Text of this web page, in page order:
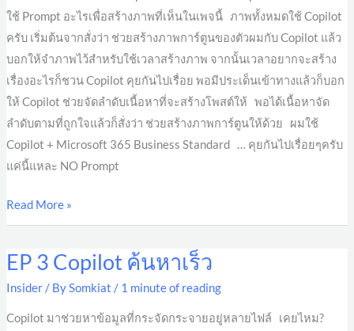
ใช้ Prompt อะไรเพื่อสร้างภาพที่เห็นในเพจนี้ ภาพทั้งหมดใช้ Copilot
ครับ เริ่มต้นจากสั่งว่า ช่วยสร้างภาพการ์ตูนของตัวผมกับ Copilot แล้ว
บอกให้จำภาพไว้สำหรับใช้เวลาสร้างภาพ จากนั้นเวลาอยากจะสร้าง
เรื่องอะไรก็ชวน Copilot คุยกันไปเรื่อย พอมีประเด็นเข้าทางแล้วก็บอก
ให้ Copilot ช่วยจัดลำดับเนื้อหาที่จะสร้างโพสต์ให้ พอได้เนื้อหาจัด
ลำดับตามที่ถูกใจแล้วก็สั่งว่า ช่วยสร้างภาพการ์ตูนให้ด้วย ผมใช้
Copilot + Microsoft 365 Business Standard … คุยกันไปเรื่อยๆครับ
แค่นี้แหละ NO Prompt
Read More »
EP 3 Copilot ค้นหาเร็ว
Insider/ BySomkiat / 1 minute of reading
Copilot มาช่วยหาข้อมูลที่กระจัดกระจายอยู่หลายไฟล์ เคยไหม?
EP
ค้นหา